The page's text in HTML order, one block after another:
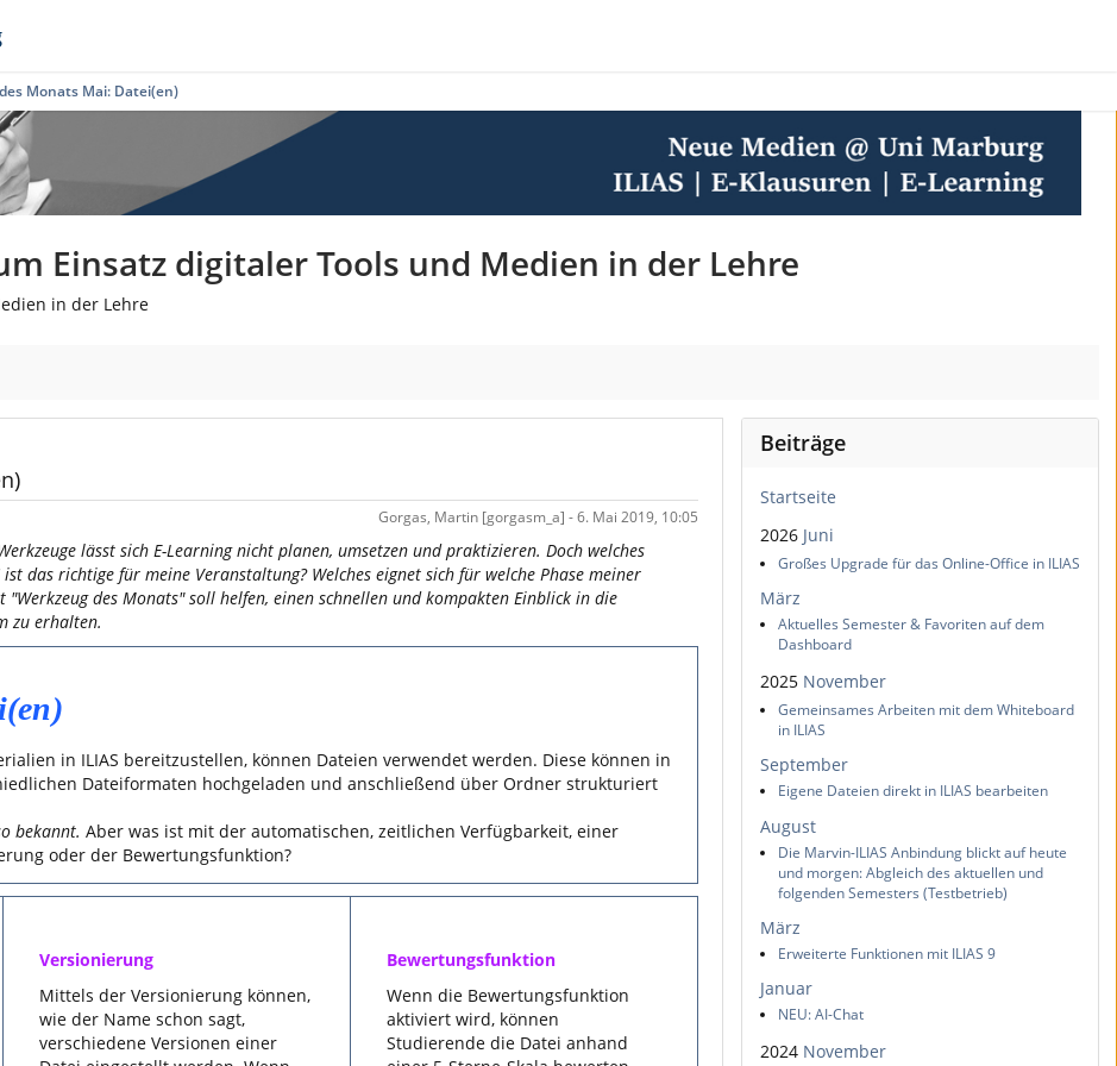
Monats Mai: Datei(en)
Einsatz digitaler Tools und Medien in der Lehre
in der Lehre
Gorgas, Martin [gorgasm_a] - 6. Mai 2019, 10:05
lässt sich E-Learning nicht planen, umsetzen und praktizieren. Doch welches
ist das richtige für meine Veranstaltung? Welches eignet sich für welche Phase meiner
des Monats" soll helfen, einen schnellen und kompakten Einblick in die
zu erhalten.
in ILIAS bereitzustellen, können Dateien verwendet werden. Diese können in
Dateiformaten hochgeladen und anschließend über Ordner strukturiert
bekannt. Aber was ist mit der automatischen, zeitlichen Verfügbarkeit, einer
oder der Bewertungsfunktion?
Versionierung
Mittels der Versionierung können,
wie der Name schon sagt,
verschiedene Versionen einer
Bewertungsfunktion
Wenn die Bewertungsfunktion
aktiviert wird, können
Studierende die Datei anhand
Beiträge
Startseite
2026 Juni
Großes Upgrade für das Online-Office in ILIAS
März
Aktuelles Semester & Favoriten auf dem
Dashboard
2025 November
Gemeinsames Arbeiten mit dem Whiteboard
in ILIAS
September
Eigene Dateien direkt in ILIAS bearbeiten
August
Die Marvin-ILIAS Anbindung blickt auf heute
und morgen: Abgleich des aktuellen und
folgenden Semesters (Testbetrieb)
März
Erweiterte Funktionen mit ILIAS 9
Januar
NEU: AI-Chat
2024 November